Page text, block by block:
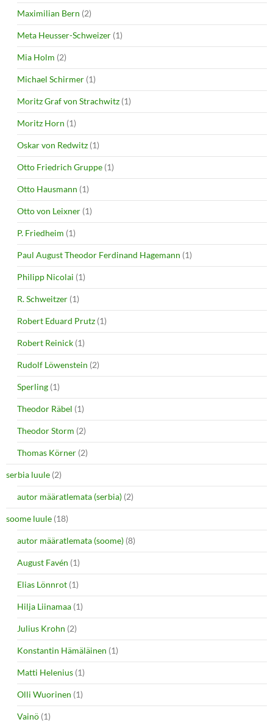
Maximilian Bern (2)
Meta Heusser-Schweizer (1)
Mia Holm (2)
Michael Schirmer (1)
Moritz Graf von Strachwitz (1)
Moritz Horn (1)
Oskar von Redwitz (1)
Otto Friedrich Gruppe (1)
Otto Hausmann (1)
Otto von Leixner (1)
P. Friedheim (1)
Paul August Theodor Ferdinand Hagemann (1)
Philipp Nicolai (1)
R. Schweitzer (1)
Robert Eduard Prutz (1)
Robert Reinick (1)
Rudolf Löwenstein (2)
Sperling (1)
Theodor Räbel (1)
Theodor Storm (2)
Thomas Körner (2)
serbia luule (2)
autor määratlemata (serbia) (2)
soome luule (18)
autor määratlemata (soome) (8)
August Favén (1)
Elias Lönnrot (1)
Hilja Liinamaa (1)
Julius Krohn (2)
Konstantin Hämäläinen (1)
Matti Helenius (1)
Olli Wuorinen (1)
Vainö (1)